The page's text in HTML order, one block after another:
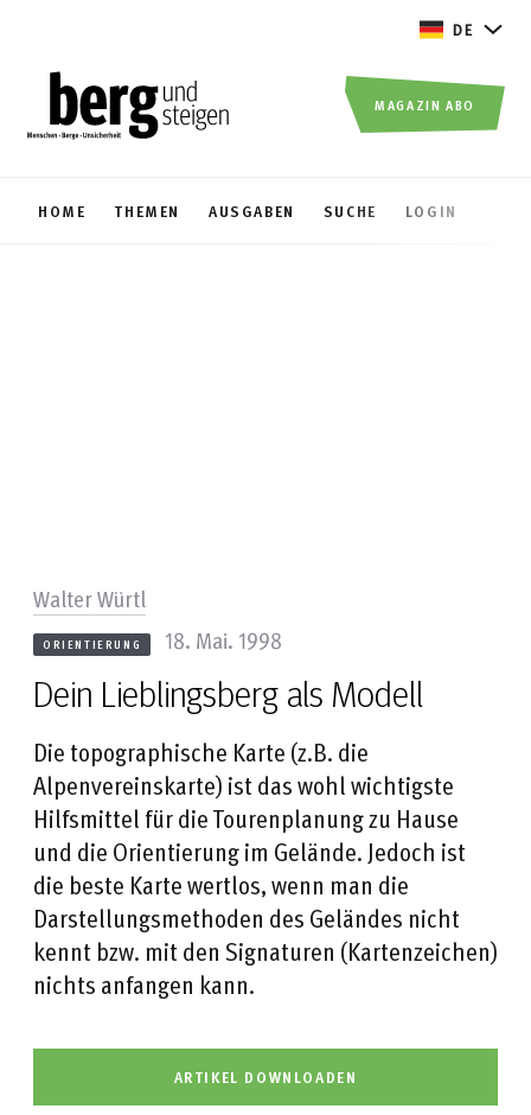
DE
HOME THEMEN AUSGABEN SUCHE LOGIN
MAGAZIN ABO
Dein Lieblingsberg als Modell
ORIENTIERUNG 18. Mai. 1998
Walter Würtl
Die topographische Karte (z.B. die
Alpenvereinskarte) ist das wohl wichtigste
Hilfsmittel für die Tourenplanung zu Hause
und die Orientierung im Gelände. Jedoch ist
die beste Karte wertlos, wenn man die
Darstellungsmethoden des Geländes nicht
kennt bzw. mit den Signaturen (Kartenzeichen)
nichts anfangen kann.
ARTIKEL DOWNLOADEN